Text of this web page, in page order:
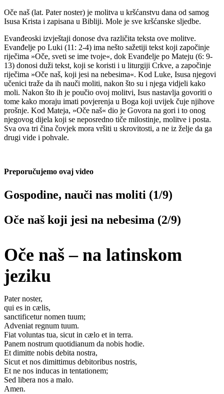
Oče naš (lat. Pater noster) je molitva u kršćanstvu dana od samog
Isusa Krista i zapisana u Bibliji. Mole je sve kršćanske sljedbe.
Evanđeoski izvještaji donose dva različita teksta ove molitve.
Evanđelje po Luki (11: 2-4) ima nešto sažetiji tekst koji započinje
riječima »Oče, sveti se ime tvoje«, dok Evanđelje po Mateju (6: 9-
13) donosi duži tekst, koji se koristi i u liturgiji Crkve, a započinje
riječima »Oče naš, koji jesi na nebesima«. Kod Luke, Isusa njegovi
učenici traže da ih nauči moliti, nakon što su i njega vidjeli kako
moli. Nakon što ih je poučio ovoj molitvi, Isus nastavlja govoriti o
tome kako moraju imati povjerenja u Boga koji uvijek čuje njihove
prošnje. Kod Mateja, »Oče naš« dio je Govora na gori i to onog
njegovog dijela koji se neposredno tiče milostinje, molitve i posta.
Sva ova tri čina čovjek mora vršiti u skrovitosti, a ne iz želje da ga
drugi vide i pohvale.
Preporučujemo ovaj video
Gospodine, nauči nas moliti (1/9)
Oče naš koji jesi na nebesima (2/9)
Oče naš – na latinskom
jeziku
Pater noster,
qui es in cælis,
sanctificetur nomen tuum;
Adveniat regnum tuum.
Fiat voluntas tua, sicut in cælo et in terra.
Panem nostrum quotidianum da nobis hodie.
Et dimitte nobis debita nostra,
Sicut et nos dimittimus debitoribus nostris,
Et ne nos inducas in tentationem;
Sed libera nos a malo.
Amen.